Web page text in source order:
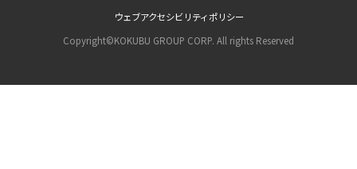
ウェブアクセシビリティポリシー
Copyright©KOKUBU GROUP CORP. All rights Reserved